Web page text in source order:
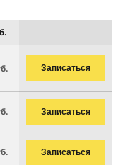
Записаться
Записаться
Записаться